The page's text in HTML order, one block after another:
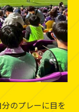
のプレーに目を